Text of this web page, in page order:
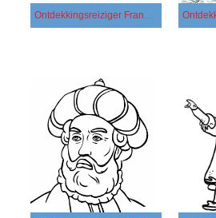
Ontdekkingsreiziger Francisco Pizarro